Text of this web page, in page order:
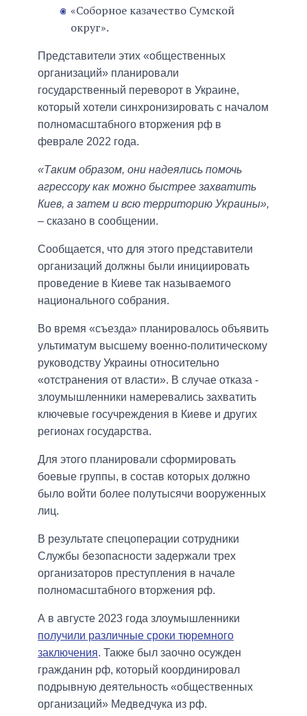
«Соборное казачество Сумской
округ».
Представители этих «общественных
организаций» планировали
государственный переворот в Украине,
который хотели синхронизировать с началом
полномасштабного вторжения рф в
феврале 2022 года.
«Таким образом, они надеялись помочь
агрессору как можно быстрее захватить
Киев, а затем и всю территорию Украины»,
– сказано в сообщении.
Сообщается, что для этого представители
организаций должны были инициировать
проведение в Киеве так называемого
национального собрания.
Во время «съезда» планировалось объявить
ультиматум высшему военно-политическому
руководству Украины относительно
«отстранения от власти». В случае отказа -
злоумышленники намеревались захватить
ключевые госучреждения в Киеве и других
регионах государства.
Для этого планировали сформировать
боевые группы, в состав которых должно
было войти более полутысячи вооруженных
лиц.
В результате спецоперации сотрудники
Службы безопасности задержали трех
организаторов преступления в начале
полномасштабного вторжения рф.
А в августе 2023 года злоумышленники
получили различные сроки тюремного
заключения. Также был заочно осужден
гражданин рф, который координировал
подрывную деятельность «общественных
организаций» Медведчука из рф.